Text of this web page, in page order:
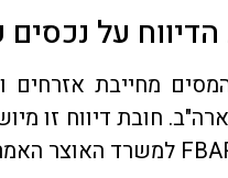
על נכסים
מחייבת אזרחים